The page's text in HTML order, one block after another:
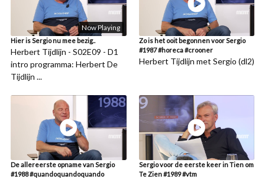
Now Playing
Hier is Sergio nu mee bezig..
Herbert Tijdlijn - S02E09 - D1
intro programma: Herbert De
Tijdlijn ...
Zo is het ooit begonnen voor Sergio
#1987 #horeca #crooner
Herbert Tijdlijn met Sergio (dl2)
De allereerste opname van Sergio
#1988 #quandoquandoquando
Sergio voor de eerste keer in Tien om
Te Zien #1989 #vtm